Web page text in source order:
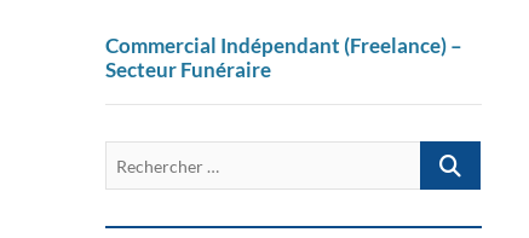
Commercial Indépendant (Freelance) –
Secteur Funéraire
Rechercher